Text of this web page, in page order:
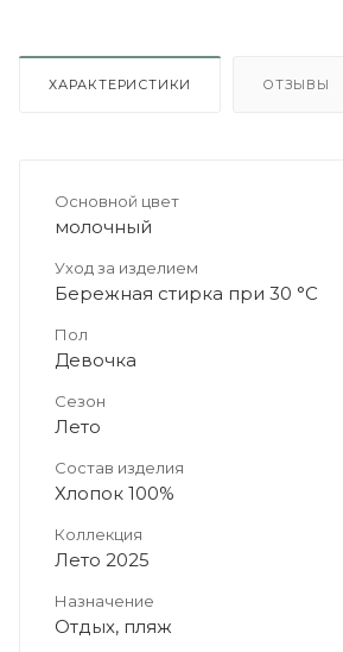
ХАРАКТЕРИСТИКИ ОТЗЫВЫ
Основной цвет
молочный
Уход за изделием
Бережная стирка при 30 °C
Пол
Девочка
Сезон
Лето
Состав изделия
Хлопок 100%
Коллекция
Лето 2025
Назначение
Отдых, пляж